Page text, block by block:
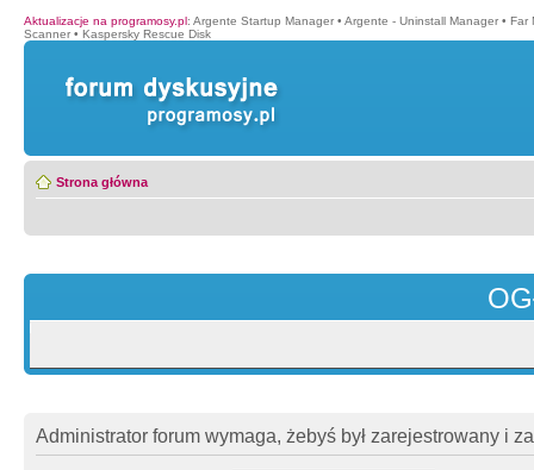
Aktualizacje na programosy.pl: Argente Startup Manager • Argente - Uninstall Manager • Far
Scanner • Kaspersky Rescue Disk
Strona główna
Administrator forum wymaga, żebyś był zarejestrowany i